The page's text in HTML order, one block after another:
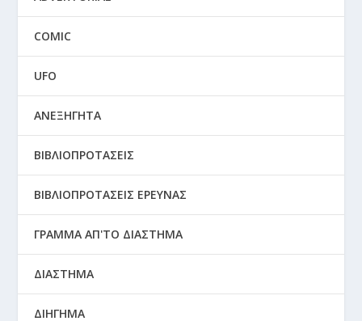
COMIC
UFO
ΑΝΕΞΗΓΗΤΑ
ΒΙΒΛΙΟΠΡΟΤΑΣΕΙΣ
ΒΙΒΛΙΟΠΡΟΤΑΣΕΙΣ ΕΡΕΥΝΑΣ
ΓΡΑΜΜΑ ΑΠ'ΤΟ ΔΙΑΣΤΗΜΑ
ΔΙΑΣΤΗΜΑ
ΔΙΗΓΗΜΑ